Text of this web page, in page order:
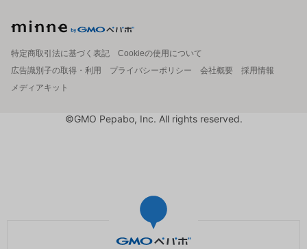
特定商取引法に基づく表記
Cookieの使用について
広告識別子の取得・利用
プライバシーポリシー 会社概要
採用情報
メディアキット
©GMO Pepabo, Inc. All rights reserved.